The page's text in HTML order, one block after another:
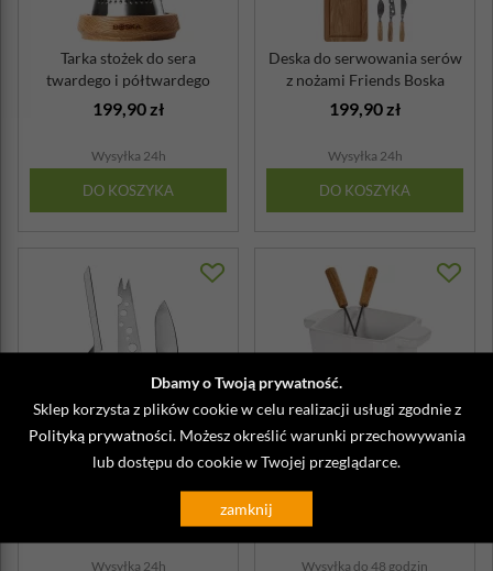
Dbamy o Twoją prywatność.
Sklep korzysta z plików cookie w celu realizacji usługi zgodnie z
Polityką prywatności. Możesz określić warunki przechowywania
lub dostępu do cookie w Twojej przeglądarce.
zamknij
Tarka stożek do sera
twardego i półtwardego
Oslo Boska
199,90 zł
Wysyłka 24h
DO KOSZYKA
Deska do serwowania serów
z nożami Friends Boska
199,90 zł
Wysyłka 24h
DO KOSZYKA
Noże do różnych rodzajów
sera Oslo Boska dębowe
Wysyłka 24h
Tapas Fondue zestaw do sera
i czekolady Boska 200 ml,
Wysyłka do 48 godzin